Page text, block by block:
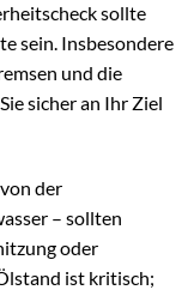
sollte
sein. Insbesondere
und die
sicher an Ihr Ziel
der
– sollten
oder
ist kritisch;